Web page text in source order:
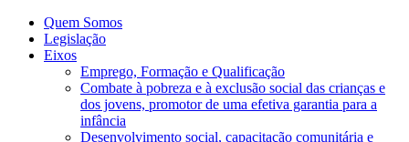
Quem Somos
Legislação
Eixos
Emprego, Formação e Qualificação
Combate à pobreza e à exclusão social das crianças e
dos jovens, promotor de uma efetiva garantia para a
infância
Desenvolvimento social, capacitação comunitária e